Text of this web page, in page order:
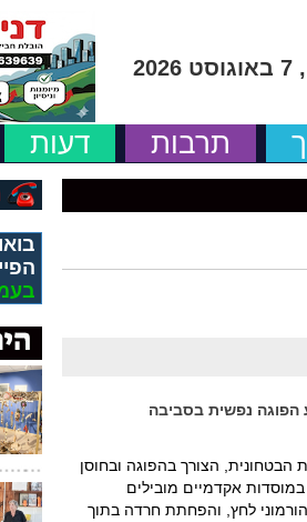
תרבות דעות
הפוגה נפשית בסביבה
הצורך בהפוגה ובחוסן
במוסדות אקדמיים מובילים
לחץ, והפחתת חרדה בתוך